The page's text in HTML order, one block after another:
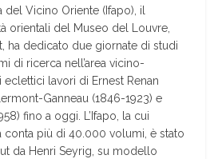
Vicino Oriente (Ifapo), il
orientali del Museo del Louvre,
ha dedicato due giornate di studi
di ricerca nell’area vicino-
lavori di Ernest Renan
Ganneau (1846-1923) e
fino a oggi. L’Ifapo, la cui
conta più di 40.000 volumi, è stato
da Henri Seyrig, su modello